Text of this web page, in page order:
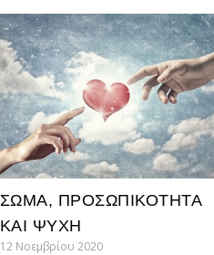
ΣΩΜΑ, ΠΡΟΣΩΠΙΚΟΤΗΤΑ
ΚΑΙ ΨΥΧΗ
12 Νοεμβρίου 2020